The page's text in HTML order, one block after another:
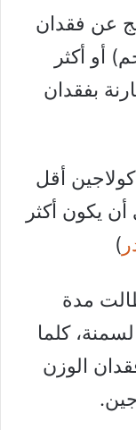
عن فقدان
100 رطل (46 كجم) أو أكثر
بفقدان
أقل
يكون أكثر
)
مدة
كلما
الوزن